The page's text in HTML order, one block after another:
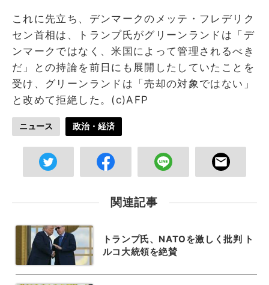
これに先立ち、デンマークのメッテ・フレデリク
セン首相は、トランプ氏がグリーンランドは「デ
ンマークではなく、米国によって管理されるべき
だ」との持論を前日にも展開したしていたことを
受け、グリーンランドは「売却の対象ではない」
と改めて拒絶した。(c)AFP
ニュース 政治・経済
関連記事
トランプ氏、NATOを激しく批判 ト
ルコ大統領を絶賛